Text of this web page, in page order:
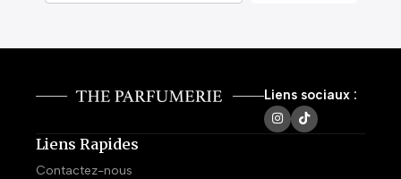
Liens sociaux :
Liens Rapides
Contactez-nous